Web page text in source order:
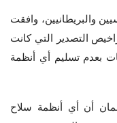
والبريطانيين، وافقت
التصدير التي كانت
بعدم تسليم أي أنظمة
أن أي أنظمة سلاح